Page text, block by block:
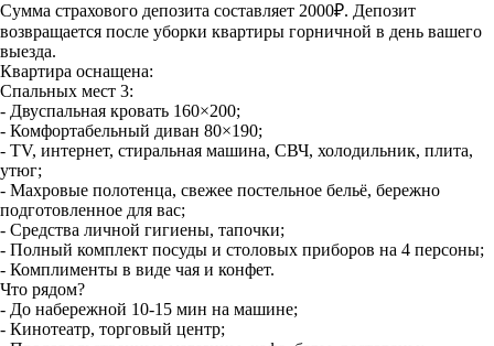
Сумма страхового депозита составляет 2000₽. Депозит
возвращается после уборки квартиры горничной в день вашего
выезда.
Квартира оснащена:
Спальных мест 3:
- Двуспальная кровать 160×200;
- Комфортабельный диван 80×190;
- TV, интернет, стиральная машина, СВЧ, холодильник, плита,
утюг;
- Махровые полотенца, свежее постельное бельё, бережно
подготовленное для вас;
- Средства личной гигиены, тапочки;
- Полный комплект посуды и столовых приборов на 4 персоны;
- Комплименты в виде чая и конфет.
Что рядом?
- До набережной 10-15 мин на машине;
- Кинотеатр, торговый центр;